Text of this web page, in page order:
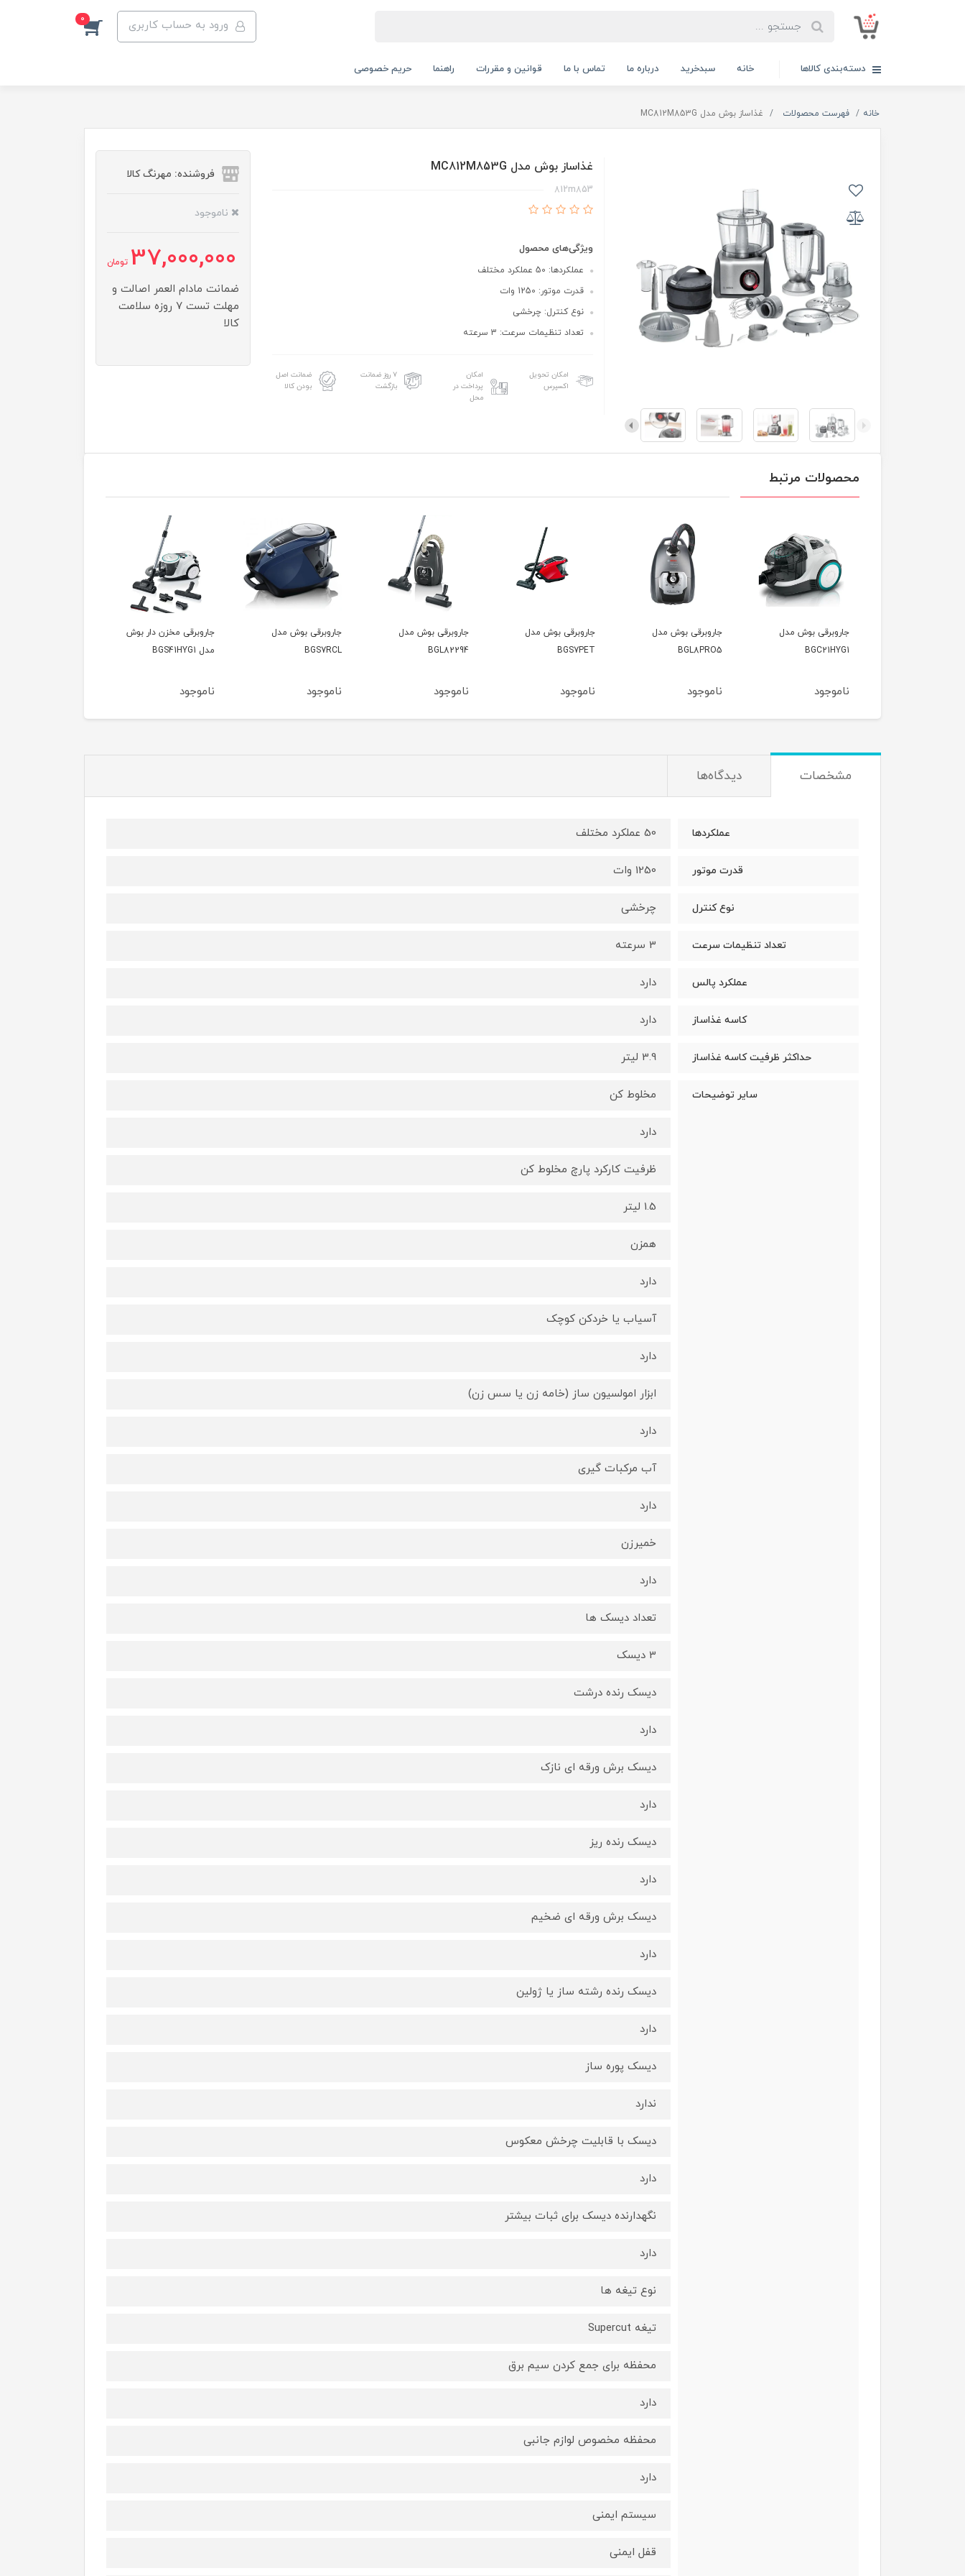
ورود به حساب کاربری 0
دسته‌بندی کالاها خانه سبدخرید درباره ما تماس با ما قوانین و مقررات راهنما حریم خصوصی
خانه فهرست محصولات غذاساز بوش مدل MC812M853G
غذاساز بوش مدل MC812M853G
812m853
ویژگی‌های محصول
عملکردها: 50 عملکرد مختلف
قدرت موتور: 1250 وات
نوع کنترل: چرخشی
تعداد تنظیمات سرعت: 3 سرعته
امکان تحویل
اکسپرس
امکان
پرداخت در
محل
۷ روز ضمانت
بازگشت
ضمانت اصل
بودن کالا
فروشنده: مهرنگ کالا
ناموجود
37,000,000 تومان
ضمانت مادام العمر اصالت و
مهلت تست ۷ روزه سلامت
کالا
محصولات مرتبط
جاروبرقی بوش مدل
BGL8PRO5
ناموجود
جاروبرقی بوش مدل
BGS7PET
ناموجود
جاروبرقی بوش مدل
BGL82294
ناموجود
جاروبرقی بوش مدل
BGS7RCL
ناموجود
جاروبرقی مخزن دار بوش
مدل BGS41HYG1
ناموجود
جاروبرقی مخزن دار
BGS41POW1
ناموجود
مشخصات دیدگاه‌ها
عملکردها 50 عملکرد مختلف
قدرت موتور 1250 وات
نوع کنترل چرخشی
تعداد تنظیمات سرعت 3 سرعته
عملکرد پالس دارد
کاسه غذاساز دارد
حداکثر ظرفیت کاسه غذاساز 3.9 لیتر
سایر توضیحات مخلوط کن
دارد
ظرفیت کارکرد پارچ مخلوط کن
1.5 لیتر
همزن
دارد
آسیاب یا خردکن کوچک
دارد
ابزار امولسیون ساز (خامه زن یا سس زن)
دارد
آب مرکبات گیری
دارد
خمیرزن
دارد
تعداد دیسک ها
3 دیسک
دیسک رنده درشت
دارد
دیسک برش ورقه ای نازک
دارد
دیسک رنده ریز
دارد
دیسک برش ورقه ای ضخیم
دارد
دیسک رنده رشته ساز یا ژولین
دارد
دیسک پوره ساز
ندارد
دیسک با قابلیت چرخش معکوس
دارد
نگهدارنده دیسک برای ثبات بیشتر
دارد
نوع تیغه ها
تیغه Supercut
محفظه برای جمع كردن سیم برق
دارد
محفظه مخصوص لوازم جانبی
دارد
سیستم ایمنی
قفل ایمنی